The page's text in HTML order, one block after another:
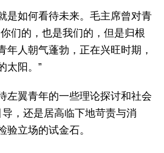
是如何看待未来。毛主席曾对青
们的，也是我们的，但是归根
年人朝气蓬勃，正在兴旺时期，
太阳。”
左翼青年的一些理论探讨和社会
，还是居高临下地苛责与消
验立场的试金石。